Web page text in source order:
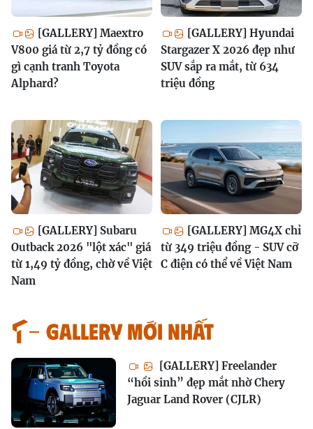
[GALLERY] Maextro
V800 giá từ 2,7 tỷ đồng có
gì cạnh tranh Toyota
Alphard?
[GALLERY] Hyundai
Stargazer X 2026 đẹp như
SUV sắp ra mắt, từ 634
triệu đồng
[GALLERY] Subaru
Outback 2026 "lột xác" giá
từ 1,49 tỷ đồng, chờ về Việt
Nam
[GALLERY] MG4X chỉ
từ 349 triệu đồng - SUV cỡ
C điện có thể về Việt Nam
GALLERY MỚI NHẤT
[GALLERY] Freelander
“hồi sinh” đẹp mắt nhờ Chery
Jaguar Land Rover (CJLR)